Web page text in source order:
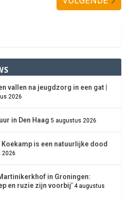
vallen na jeugdzorg in een gat |
2026
in Den Haag 5 augustus 2026
Koekamp is een natuurlijke dood
2026
in Groningen:
en ruzie zijn voorbij’ 4 augustus